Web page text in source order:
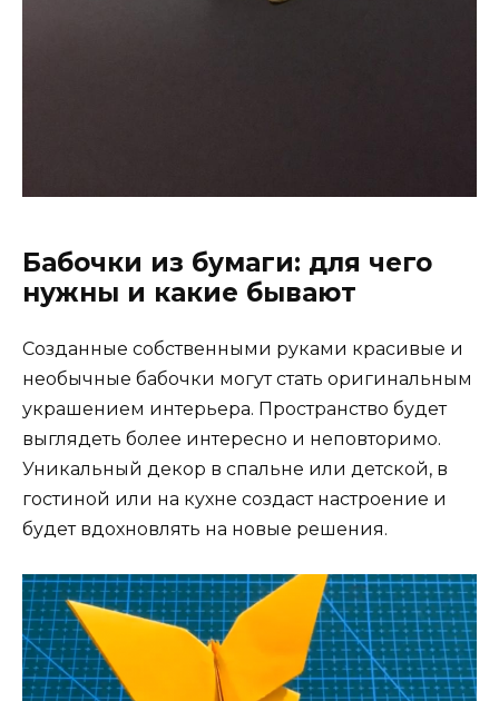
Бабочки из бумаги: для чего
нужны и какие бывают
Созданные собственными руками красивые и
необычные бабочки могут стать оригинальным
украшением интерьера. Пространство будет
выглядеть более интересно и неповторимо.
Уникальный декор в спальне или детской, в
гостиной или на кухне создаст настроение и
будет вдохновлять на новые решения.